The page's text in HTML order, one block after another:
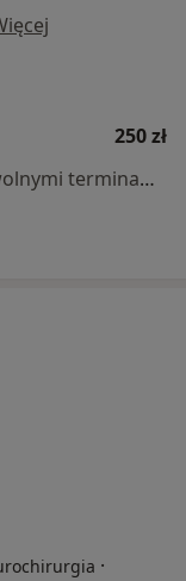
250 zł
Brak dostępnych specjalistów z wolnymi terminami w tym centrum medycznym.
·